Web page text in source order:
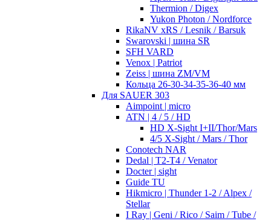
Thermion / Digex
Yukon Photon / Nordforce
RikaNV xRS / Lesnik / Barsuk
Swarovski | шина SR
SFH VARD
Venox | Patriot
Zeiss | шина ZM/VM
Кольца 26-30-34-35-36-40 мм
Для SAUER 303
Aimpoint | micro
ATN | 4 / 5 / HD
HD X-Sight I+II/Thor/Mars
4/5 X-Sight / Mars / Thor
Conotech NAR
Dedal | T2-T4 / Venator
Docter | sight
Guide TU
Hikmicro | Thunder 1-2 / Alpex /
Stellar
I Ray | Geni / Rico / Saim / Tube /